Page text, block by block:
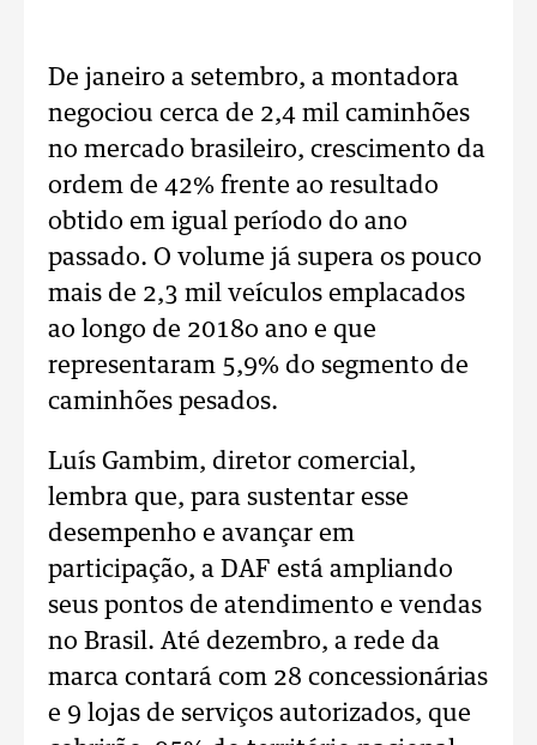
De janeiro a setembro, a montadora
negociou cerca de 2,4 mil caminhões
no mercado brasileiro, crescimento da
ordem de 42% frente ao resultado
obtido em igual período do ano
passado. O volume já supera os pouco
mais de 2,3 mil veículos emplacados
ao longo de 2018o ano e que
representaram 5,9% do segmento de
caminhões pesados.
Luís Gambim, diretor comercial,
lembra que, para sustentar esse
desempenho e avançar em
participação, a DAF está ampliando
seus pontos de atendimento e vendas
no Brasil. Até dezembro, a rede da
marca contará com 28 concessionárias
e 9 lojas de serviços autorizados, que